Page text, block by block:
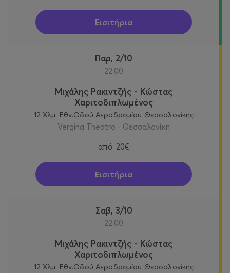
Εισιτήρια
Παρ, 2/10
22:00
Μιχάλης Ρακιντζής - Κώστας
Χαριτοδιπλωμένος
12 Χλμ. Εθν.Οδού Αεροδρομίου Θεσσαλονίκης
Vergina Theatro - Θεσσαλονίκη
από 20€
Εισιτήρια
Σαβ, 3/10
22:00
Μιχάλης Ρακιντζής - Κώστας
Χαριτοδιπλωμένος
12 Χλμ. Εθν.Οδού Αεροδρομίου Θεσσαλονίκης